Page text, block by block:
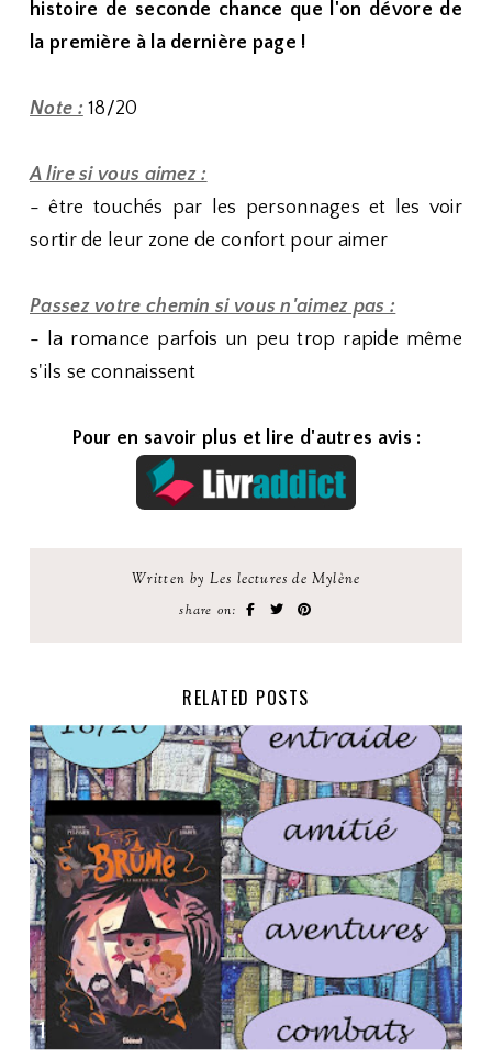
histoire de seconde chance que l'on dévore de
la première à la dernière page !
Note : 18/20
A lire si vous aimez :
- être touchés par les personnages et les voir
sortir de leur zone de confort pour aimer
Passez votre chemin si vous n'aimez pas :
- la romance parfois un peu trop rapide même
s'ils se connaissent
Pour en savoir plus et lire d'autres avis :
Written by Les lectures de Mylène
share on:
RELATED POSTS